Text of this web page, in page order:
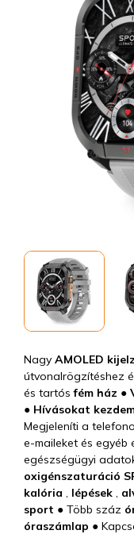
Nagy AMOLED
útvonalrögzítéshez
és tartósfém ház ●
● Hívásokat
Megjeleníti a
e-maileket és egyéb
egészségügyi
oxigénszaturáció
kalória , lépések ,
sport ● Több száz
óraszámlap ●